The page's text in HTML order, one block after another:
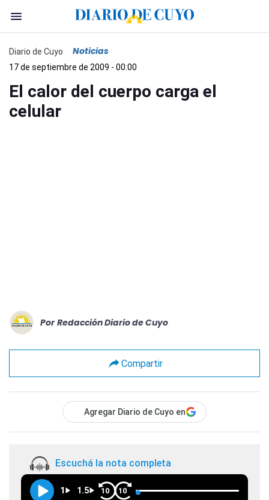
Diario de Cuyo Noticias
17 de septiembre de 2009 - 00:00
El calor del cuerpo carga el
celular
Por Redacción Diario de Cuyo
Compartir
Agregar Diario de Cuyo en
Escuchá la nota completa
1 1.5 10 10